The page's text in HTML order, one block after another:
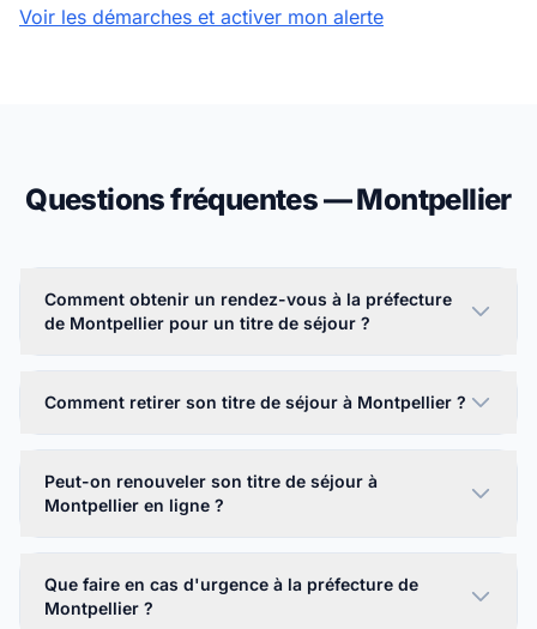
Voir les démarches et activer mon alerte
Questions fréquentes — Montpellier
Comment obtenir un rendez-vous à la préfecture
de Montpellier pour un titre de séjour ?
Comment retirer son titre de séjour à Montpellier ?
Peut-on renouveler son titre de séjour à
Montpellier en ligne ?
Que faire en cas d'urgence à la préfecture de
Montpellier ?